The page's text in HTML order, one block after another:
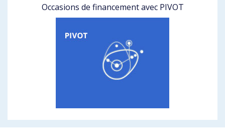
Occasions de financement avec PIVOT